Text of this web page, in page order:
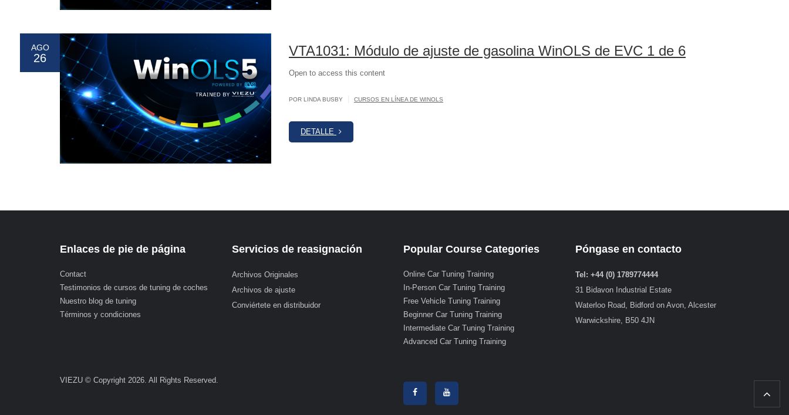
AGO
26 VTA1031: Módulo de ajuste de gasolina WinOLS de EVC 1 de 6
Open to access this content
POR LINDA BUSBY CURSOS EN LÍNEA DE WINOLS
DETALLE
Enlaces de pie de página
Contact
Testimonios de cursos de tuning de coches
Nuestro blog de tuning
Términos y condiciones
Servicios de reasignación
Archivos Originales
Archivos de ajuste
Conviértete en distribuidor
Popular Course Categories
Online Car Tuning Training
In-Person Car Tuning Training
Free Vehicle Tuning Training
Beginner Car Tuning Training
Intermediate Car Tuning Training
Advanced Car Tuning Training
Póngase en contacto
Tel: +44 (0) 1789774444
31 Bidavon Industrial Estate
Waterloo Road, Bidford on Avon, Alcester
Warwickshire, B50 4JN
VIEZU © Copyright 2026. All Rights Reserved.